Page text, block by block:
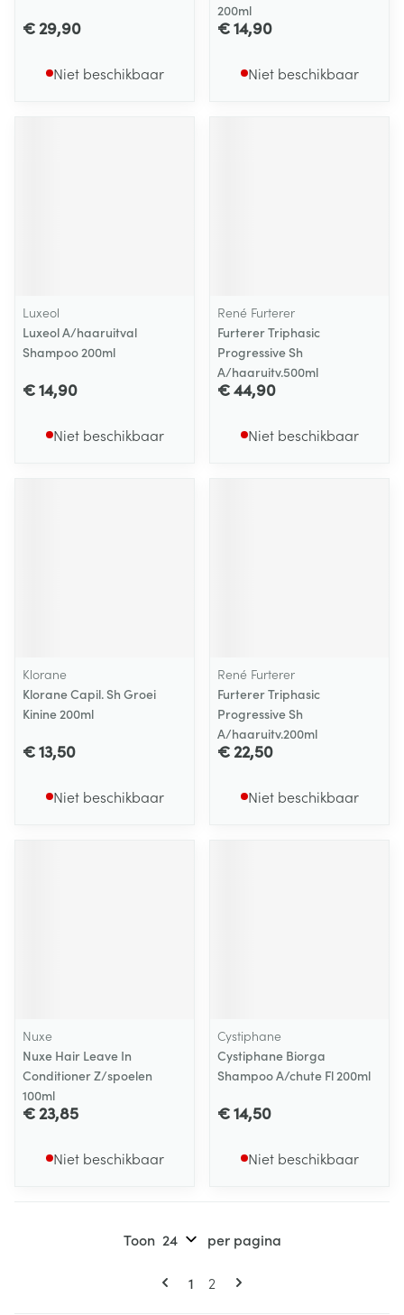
€ 29,90
Niet beschikbaar
200ml
€ 14,90
Niet beschikbaar
Luxeol
Luxeol A/haaruitval
Shampoo 200ml
€ 14,90
Niet beschikbaar
René Furterer
Furterer Triphasic
Progressive Sh
A/haaruitv.500ml
€ 44,90
Niet beschikbaar
Klorane
Klorane Capil. Sh Groei
Kinine 200ml
€ 13,50
Niet beschikbaar
René Furterer
Furterer Triphasic
Progressive Sh
A/haaruitv.200ml
€ 22,50
Niet beschikbaar
Nuxe
Nuxe Hair Leave In
Conditioner Z/spoelen
100ml
€ 23,85
Niet beschikbaar
Cystiphane
Cystiphane Biorga
Shampoo A/chute Fl 200ml
€ 14,50
Niet beschikbaar
Pagina's
U lees momenteel pagina
1 Pagina
2
Toon per pagina